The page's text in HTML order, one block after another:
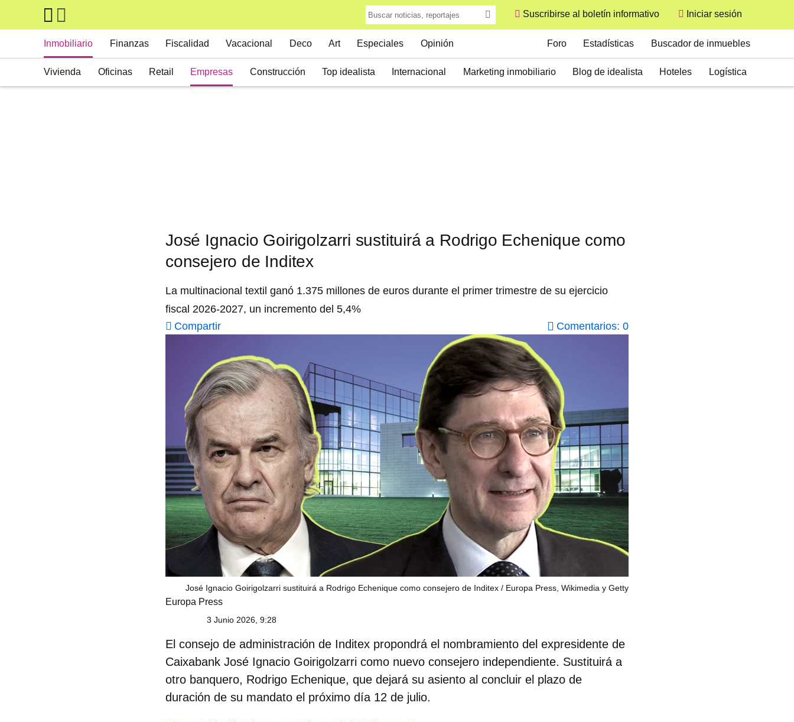
Skip to main content
Suscribirse al boletín informativo
User
Iniciar sesión
Inmobiliario
Vivienda Oficinas Retail Empresas Construcción Top idealista Internacional Marketing inmobiliario Blog de idealista Hoteles Logística
Finanzas Fiscalidad Vacacional Deco Art Especiales Opinión Foro Estadísticas Buscador de inmuebles
José Ignacio Goirigolzarri sustituirá a Rodrigo Echenique como
consejero de Inditex
La multinacional textil ganó 1.375 millones de euros durante el primer trimestre de su ejercicio
fiscal 2026-2027, un incremento del 5,4%
Compartir
Comentarios: 0
José Ignacio Goirigolzarri sustituirá a Rodrigo Echenique como consejero de Inditex Europa Press, Wikimedia y Getty
Europa Press
3 Junio 2026, 9:28
El consejo de administración de Inditex propondrá el nombramiento del expresidente de
Caixabank José Ignacio Goirigolzarri como nuevo consejero independiente. Sustituirá a
otro banquero, Rodrigo Echenique, que dejará su asiento al concluir el plazo de
duración de su mandato el próximo día 12 de julio.